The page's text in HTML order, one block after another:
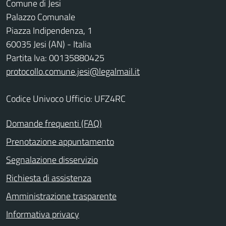
Comune di Jesi
Palazzo Comunale
Piazza Indipendenza, 1
60035 Jesi (AN) - Italia
Partita Iva: 00135880425
protocollo.comune.jesi@legalmail.it
Codice Univoco Ufficio: UFZ4RC
Domande frequenti (FAQ)
Prenotazione appuntamento
Segnalazione disservizio
Richiesta di assistenza
Amministrazione trasparente
Informativa privacy